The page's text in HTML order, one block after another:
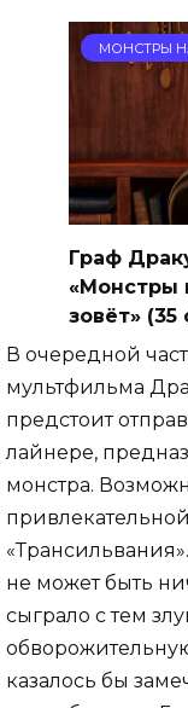
МОНСТРЫ
Граф
«Монстры
зовёт» (35
В очередной
мультфильма
предстоит
лайнере,
монстра.
не может быть
сыграло с тем
казалось бы